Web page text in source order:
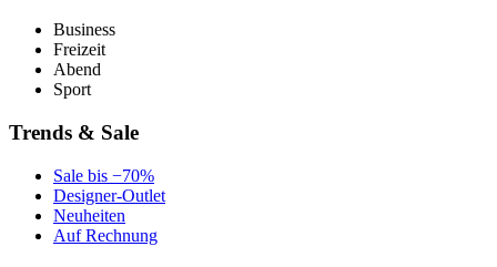
Business
Freizeit
Abend
Sport
Trends & Sale
Sale bis −70%
Designer-Outlet
Neuheiten
Auf Rechnung